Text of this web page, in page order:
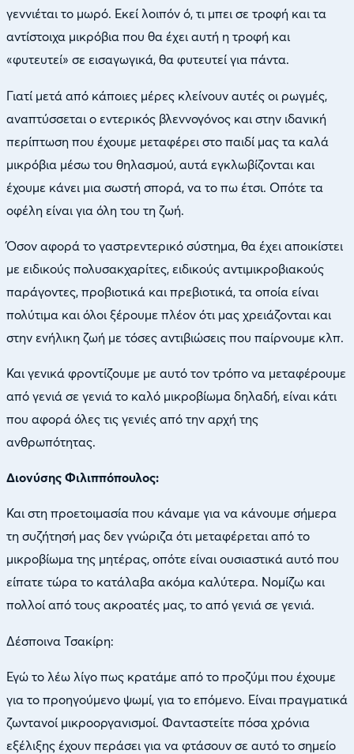
γεννιέται το μωρό. Εκεί λοιπόν ό, τι μπει σε τροφή και τα
αντίστοιχα μικρόβια που θα έχει αυτή η τροφή και
«φυτευτεί» σε εισαγωγικά, θα φυτευτεί για πάντα.
Γιατί μετά από κάποιες μέρες κλείνουν αυτές οι ρωγμές,
αναπτύσσεται ο εντερικός βλεννογόνος και στην ιδανική
περίπτωση που έχουμε μεταφέρει στο παιδί μας τα καλά
μικρόβια μέσω του θηλασμού, αυτά εγκλωβίζονται και
έχουμε κάνει μια σωστή σπορά, να το πω έτσι. Οπότε τα
οφέλη είναι για όλη του τη ζωή.
Όσον αφορά το γαστρεντερικό σύστημα, θα έχει αποικίστει
με ειδικούς πολυσακχαρίτες, ειδικούς αντιμικροβιακούς
παράγοντες, προβιοτικά και πρεβιοτικά, τα οποία είναι
πολύτιμα και όλοι ξέρουμε πλέον ότι μας χρειάζονται και
στην ενήλικη ζωή με τόσες αντιβιώσεις που παίρνουμε κλπ.
Και γενικά φροντίζουμε με αυτό τον τρόπο να μεταφέρουμε
από γενιά σε γενιά το καλό μικροβίωμα δηλαδή, είναι κάτι
που αφορά όλες τις γενιές από την αρχή της
ανθρωπότητας.
Διονύσης Φιλιππόπουλος:
Και στη προετοιμασία που κάναμε για να κάνουμε σήμερα
τη συζήτησή μας δεν γνώριζα ότι μεταφέρεται από το
μικροβίωμα της μητέρας, οπότε είναι ουσιαστικά αυτό που
είπατε τώρα το κατάλαβα ακόμα καλύτερα. Νομίζω και
πολλοί από τους ακροατές μας, το από γενιά σε γενιά.
Δέσποινα Τσακίρη:
Εγώ το λέω λίγο πως κρατάμε από το προζύμι που έχουμε
για το προηγούμενο ψωμί, για το επόμενο. Είναι πραγματικά
ζωντανοί μικροοργανισμοί. Φανταστείτε πόσα χρόνια
εξέλιξης έχουν περάσει για να φτάσουν σε αυτό το σημείο